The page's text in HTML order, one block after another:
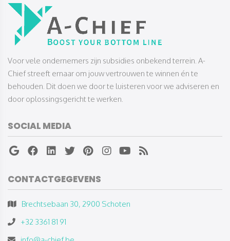
​​​​​​​Voor vele ondernemers zijn subsidies onbekend terrein. A-
Chief streeft ernaar om jouw vertrouwen te winnen én te
behouden. Dit doen we door te luisteren voor we adviseren en
door oplossingsgericht te werken.
SOCIAL MEDIA
CONTACTGEGEVENS
Brechtsebaan 30, 2900 Schoten
+32 3361 81 91